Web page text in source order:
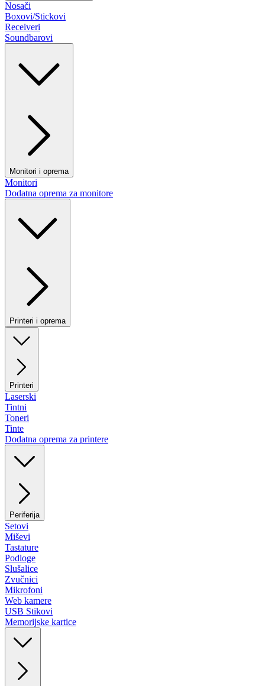
Nosači
Boxovi/Stickovi
Receiveri
Soundbarovi
Monitori i oprema
Monitori
Dodatna oprema za monitore
Printeri i oprema
Printeri
Laserski
Tintni
Toneri
Tinte
Dodatna oprema za printere
Periferija
Setovi
Miševi
Tastature
Podloge
Slušalice
Zvučnici
Mikrofoni
Web kamere
USB Stikovi
Memorijske kartice